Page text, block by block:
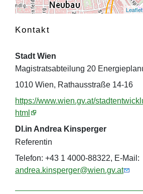
Leaflet
Kontakt
Stadt Wien
Magistratsabteilung 20
1010 Wien, Rathausstraße 14-16
https://www.wien.gv.at/
html
DI.in Andrea Kinsperger
Referentin
Telefon: +43 1 4000-88322, E-Mail:
andrea.kinsperger@wien.gv.at